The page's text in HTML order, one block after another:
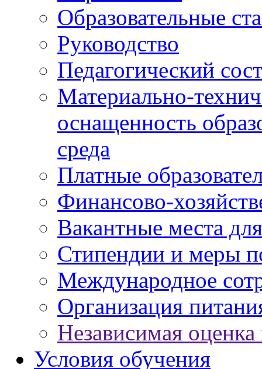
Образовательные
Руководство
Педагогический
Материально-
оснащенность
среда
Платные
Финансово-
Вакантные места
Стипендии и меры
Международное
Организация
Независимая оценка
Условия обучения